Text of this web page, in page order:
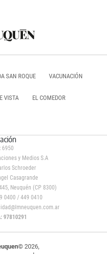
SAN ROQUE VACUNACIÓN
VISTA EL COMEDOR
6950
y Medios S.A
Schroeder
Casagrande
Neuquén (CP 8300)
0400 / 449 0410
97810291
© 2026,